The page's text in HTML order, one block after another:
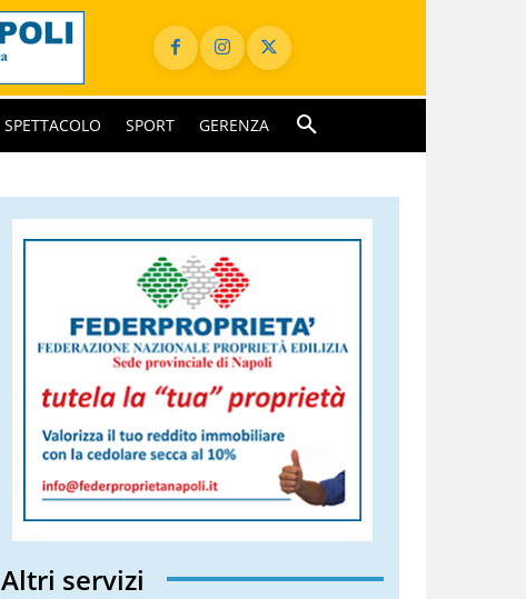
SPETTACOLO SPORT GERENZA
Altri servizi